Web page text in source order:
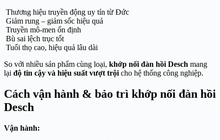
Thương hiệu truyền động uy tín từ Đức
Giảm rung – giảm sốc hiệu quả
Truyền mô-men ổn định
Bù sai lệch trục tốt
Tuổi thọ cao, hiệu quả lâu dài
So với nhiều sản phẩm cùng loại, khớp nối đàn hồi Desch mang
lại độ tin cậy và hiệu suất vượt trội cho hệ thống công nghiệp.
Cách vận hành & bảo trì khớp nối đàn hồi
Desch
Vận hành: